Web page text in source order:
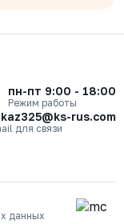
пн-пт 9:00 - 18:00
Режим работы
rus.com
для связи
данных